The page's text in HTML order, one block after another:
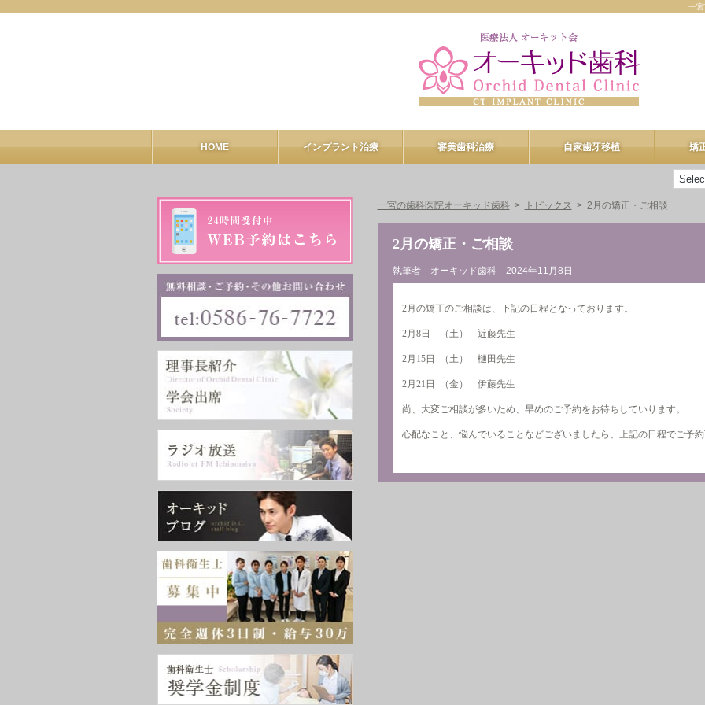
一
HOME インプラント治療
CT
審美歯科治療
デュアルホワイトニング
自家歯牙移植 矯
一宮の歯科医院オーキッド歯科 トピックス 2月の矯正・ご相談
2月の矯正・ご相談
執筆者 オーキッド歯科 2024年11月8日
2月の矯正のご相談は、下記の日程となっております。
2月8日 （土） 近藤先生
2月15日 （土） 樋田先生
2月21日 （金） 伊藤先生
尚、大変ご相談が多いため、早めのご予約をお待ちしていります。
心配なこと、悩んでいることなどございましたら、上記の日程でご予約